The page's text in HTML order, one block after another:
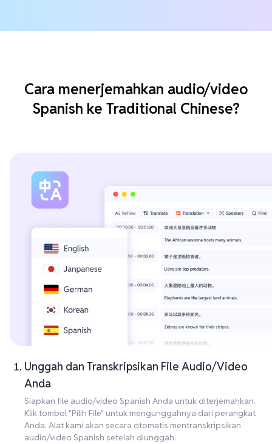
Cara menerjemahkan audio/video
Spanish ke Traditional Chinese?
Unggah dan Transkripsikan File Audio/Video
Anda
Siapkan file audio/video Spanish Anda untuk diterjemahkan.
Klik tombol "Pilih File" untuk mengunggahnya dari perangkat
Anda. Alat kami akan secara otomatis mentranskripsikan
audio/video Spanish setelah diunggah.